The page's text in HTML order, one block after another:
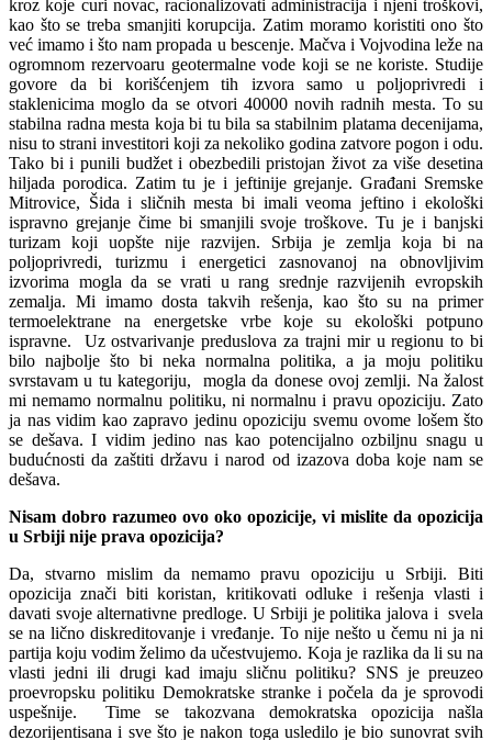
kroz koje curi novac, racionalizovati administracija i njeni troškovi,
kao što se treba smanjiti korupcija. Zatim moramo koristiti ono što
već imamo i što nam propada u bescenje. Mačva i Vojvodina leže na
ogromnom rezervoaru geotermalne vode koji se ne koriste. Studije
govore da bi korišćenjem tih izvora samo u poljoprivredi i
staklenicima moglo da se otvori 40000 novih radnih mesta. To su
stabilna radna mesta koja bi tu bila sa stabilnim platama decenijama,
nisu to strani investitori koji za nekoliko godina zatvore pogon i odu.
Tako bi i punili budžet i obezbedili pristojan život za više desetina
hiljada porodica. Zatim tu je i jeftinije grejanje. Građani Sremske
Mitrovice, Šida i sličnih mesta bi imali veoma jeftino i ekološki
ispravno grejanje čime bi smanjili svoje troškove. Tu je i banjski
turizam koji uopšte nije razvijen. Srbija je zemlja koja bi na
poljoprivredi, turizmu i energetici zasnovanoj na obnovljivim
izvorima mogla da se vrati u rang srednje razvijenih evropskih
zemalja. Mi imamo dosta takvih rešenja, kao što su na primer
termoelektrane na energetske vrbe koje su ekološki potpuno
ispravne. Uz ostvarivanje preduslova za trajni mir u regionu to bi
bilo najbolje što bi neka normalna politika, a ja moju politiku
svrstavam u tu kategoriju, mogla da donese ovoj zemlji. Na žalost
mi nemamo normalnu politiku, ni normalnu i pravu opoziciju. Zato
ja nas vidim kao zapravo jedinu opoziciju svemu ovome lošem što
se dešava. I vidim jedino nas kao potencijalno ozbiljnu snagu u
budućnosti da zaštiti državu i narod od izazova doba koje nam se
dešava.
Nisam dobro razumeo ovo oko opozicije, vi mislite da opozicija
u Srbiji nije prava opozicija?
Da, stvarno mislim da nemamo pravu opoziciju u Srbiji. Biti
opozicija znači biti koristan, kritikovati odluke i rešenja vlasti i
davati svoje alternativne predloge. U Srbiji je politika jalova i svela
se na lično diskreditovanje i vređanje. To nije nešto u čemu ni ja ni
partija koju vodim želimo da učestvujemo. Koja je razlika da li su na
vlasti jedni ili drugi kad imaju sličnu politiku? SNS je preuzeo
proevropsku politiku Demokratske stranke i počela da je sprovodi
uspešnije. Time se takozvana demokratska opozicija našla
dezorijentisana i sve što je nakon toga usledilo je bio sunovrat svih